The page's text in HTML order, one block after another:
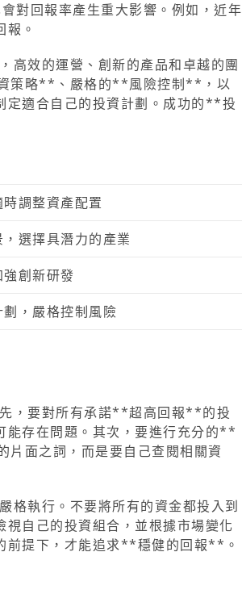
對回報率產生重大影響。例如，近年
。
效的運營、創新的產品和卓越的團
策略**、嚴格的**風險控制**，以
定適合自己的投資計劃。成功的**投
調整資產配置
選擇具潛力的產業
創新研發
，嚴格控制風險
，要對所有承諾**超高回報**的投
能存在問題。其次，要進行充分的**
面之詞，而是要自己查閱相關資
執行。不要將所有的資金都投入到
自己的投資組合，並根據市場變化
前提下，才能追求**穩健的回報**。